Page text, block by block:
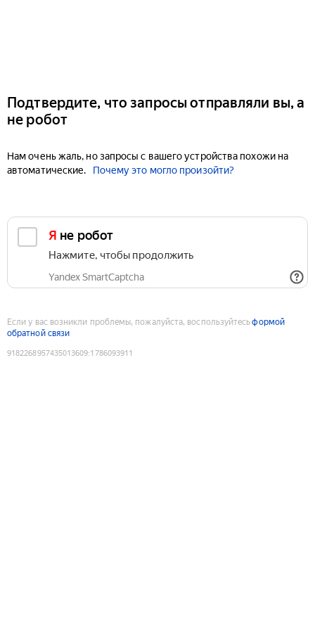
Подтвердите, что запросы отправляли вы, а
не робот
Нам очень жаль, но запросы с вашего устройства похожи на
автоматические.
Почему это могло произойти?
Я не робот
Нажмите, чтобы продолжить
Yandex SmartCaptcha
Если у вас возникли проблемы, пожалуйста, воспользуйтесьформой
обратной связи
9182268957435013609:1786093911